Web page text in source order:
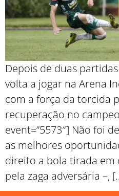
Depois de duas
volta a jogar na Arena
com a força da torcida
recuperação no
event=”5573″] Não foi
as melhores
direito a bola tirada em
pela zaga adversária –,